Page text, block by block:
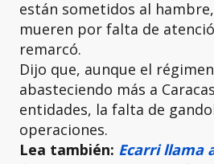
están sometidos al
mueren por falta de
remarcó.
Dijo que, aunque el
abasteciendo más a
entidades, la falta de
operaciones.
Lea también: Ecarri llama